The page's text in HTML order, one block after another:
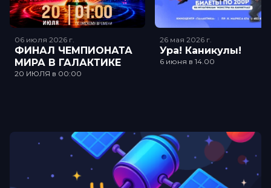
06 июля 2026 г.
ФИНАЛ ЧЕМПИОНАТА
МИРА В ГАЛАКТИКЕ
20 ИЮЛЯ в 00:00
26 мая 2026 г.
Ура! Каникулы!
6 июня в 14.00